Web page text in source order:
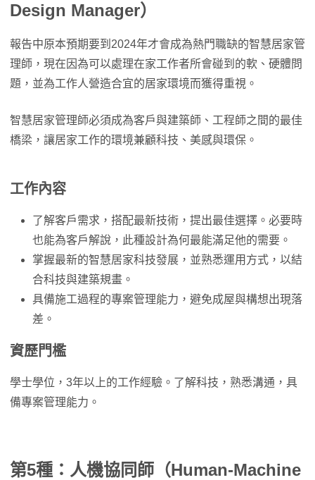
Design Manager）
報告中原本預期要到2024年才會成為熱門職缺的智慧居家管
理師，現在因為可以處理在家工作者所會碰到的軟、硬體問
題，並為工作人營造合宜的居家環境而獲得重視。
智慧居家管理師必須成為客戶與建築師、工程師之間的最佳
橋梁，讓居家工作的環境兼顧科技、美感與環保。
工作內容
了解客戶需求，搭配最新技術，提出最佳選擇。必要時
也能為客戶解說，此種設計為何最能滿足他的需要。
掌握最新的智慧居家科技發展，並熟悉運用方式，以結
合科技與建築規畫。
具備施工過程的專案管理能力，避免成屋與構想出現落
差。
資歷門檻
學士學位，3年以上的工作經驗。了解科技，熟悉溝通，具
備專案管理能力。
第5種：人機協同師（Human-Machine